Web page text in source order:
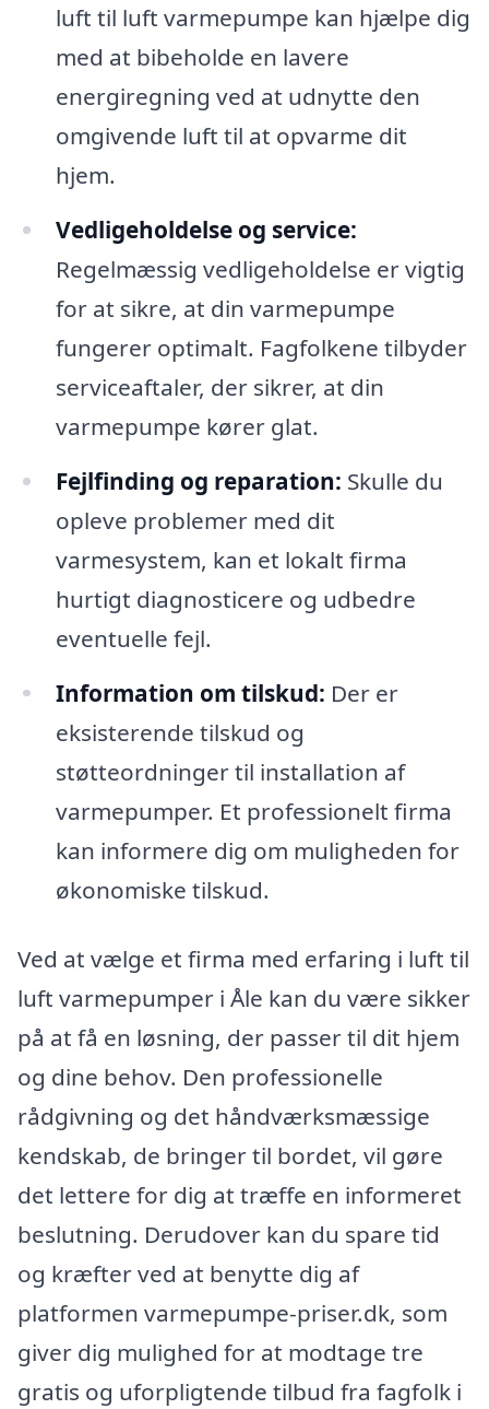
luft til luft varmepumpe kan hjælpe dig
med at bibeholde en lavere
energiregning ved at udnytte den
omgivende luft til at opvarme dit
hjem.
Vedligeholdelse og service:
Regelmæssig vedligeholdelse er vigtig
for at sikre, at din varmepumpe
fungerer optimalt. Fagfolkene tilbyder
serviceaftaler, der sikrer, at din
varmepumpe kører glat.
Fejlfinding og reparation: Skulle du
opleve problemer med dit
varmesystem, kan et lokalt firma
hurtigt diagnosticere og udbedre
eventuelle fejl.
Information om tilskud: Der er
eksisterende tilskud og
støtteordninger til installation af
varmepumper. Et professionelt firma
kan informere dig om muligheden for
økonomiske tilskud.
Ved at vælge et firma med erfaring i luft til
luft varmepumper i Åle kan du være sikker
på at få en løsning, der passer til dit hjem
og dine behov. Den professionelle
rådgivning og det håndværksmæssige
kendskab, de bringer til bordet, vil gøre
det lettere for dig at træffe en informeret
beslutning. Derudover kan du spare tid
og kræfter ved at benytte dig af
platformen varmepumpe-priser.dk, som
giver dig mulighed for at modtage tre
gratis og uforpligtende tilbud fra fagfolk i